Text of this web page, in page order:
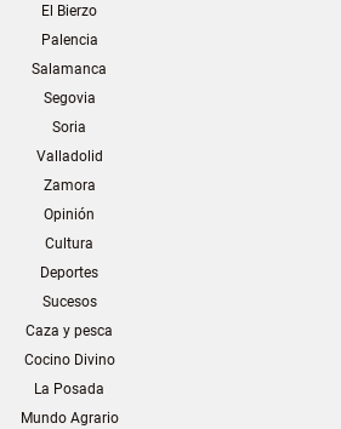
El Bierzo
Palencia
Salamanca
Segovia
Soria
Valladolid
Zamora
Opinión
Cultura
Deportes
Sucesos
Caza y pesca
Cocino Divino
La Posada
Mundo Agrario